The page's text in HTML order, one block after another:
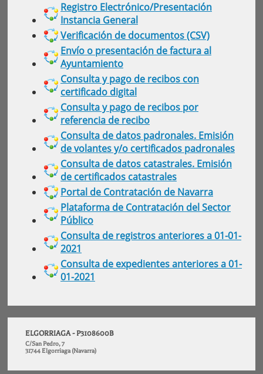
Registro Electrónico/Presentación
Instancia General
Verificación de documentos (CSV)
Envío o presentación de factura al
Ayuntamiento
Consulta y pago de recibos con
certificado digital
Consulta y pago de recibos por
referencia de recibo
Consulta de datos padronales. Emisión
de volantes y/o certificados padronales
Consulta de datos catastrales. Emisión
de certificados catastrales
Portal de Contratación de Navarra
Plataforma de Contratación del Sector
Público
Consulta de registros anteriores a 01-01-
2021
Consulta de expedientes anteriores a 01-
01-2021
ELGORRIAGA - P3108600B
C/San Pedro, 7
31744 Elgorriaga (Navarra)